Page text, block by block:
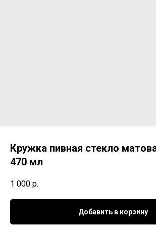
Кружка пивная стекло
470 мл
1 000 р.
Добавить в корзину